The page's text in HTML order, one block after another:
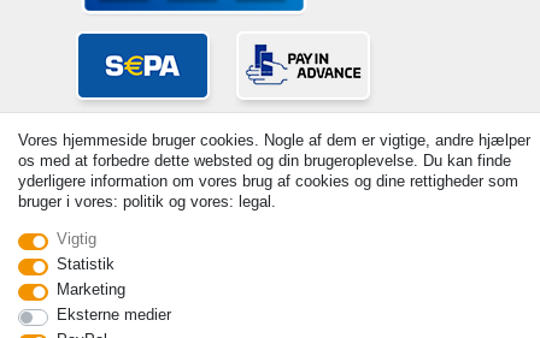
© Copyright 2026 | Alle rettigheder forbeholdes. - Prices incl. VAT. 19%
VAT Basic prices see article detail | * Applies to deliveries to the UK!
Withdraw from contract here
Vores hjemmeside bruger cookies. Nogle af dem er vigtige, andre hjælper
os med at forbedre dette websted og din brugeroplevelse. Du kan finde
yderligere information om vores brug af cookies og dine rettigheder som
bruger i vores: politik og vores: legal.
Vigtig
Statistik
Marketing
Eksterne medier